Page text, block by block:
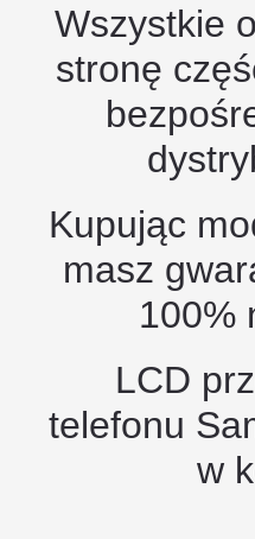
Wszystkie
stronę
Kupując
masz
100%
LCD
telefonu
w